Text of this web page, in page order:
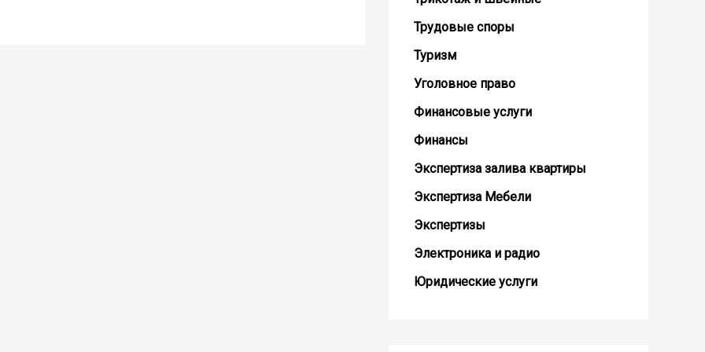
Трудовые споры
Туризм
Уголовное право
Финансовые услуги
Финансы
Экспертиза залива квартиры
Экспертиза Мебели
Экспертизы
Электроника и радио
Юридические услуги